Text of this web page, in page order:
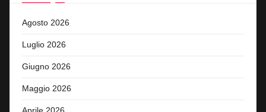
Agosto 2026
Luglio 2026
Giugno 2026
Maggio 2026